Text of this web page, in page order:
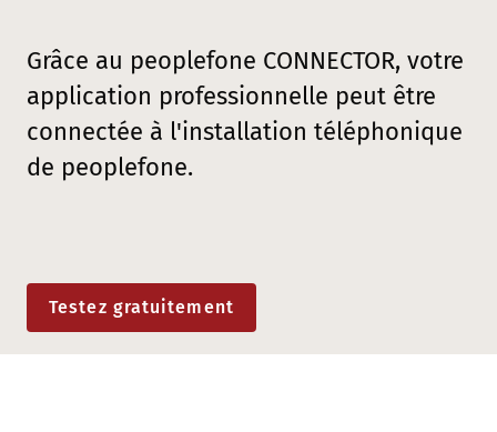
Grâce au peoplefone CONNECTOR, votre
application professionnelle peut être
connectée à l'installation téléphonique
de peoplefone.
Testez gratuitement